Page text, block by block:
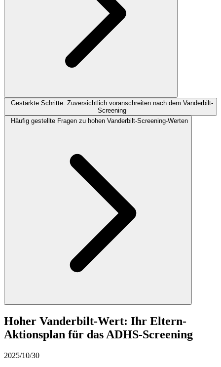
Gestärkte Schritte: Zuversichtlich voranschreiten nach dem Vanderbilt-
Screening
Häufig gestellte Fragen zu hohen Vanderbilt-Screening-Werten
Hoher Vanderbilt-Wert: Ihr Eltern-
Aktionsplan für das ADHS-Screening
2025/10/30